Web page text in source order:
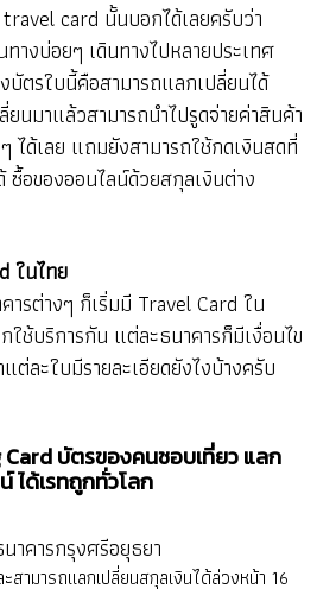
card นั้นบอกได้เลยครับว่า
างบ่อยๆ เดินทางไปหลายประเทศ
ตรใบนี้คือสามารถแลกเปลี่ยนได้
นมาแล้วสามารถนำไปรูดจ่ายค่าสินค้า
ได้เลย แถมยังสามารถใช้กดเงินสดที่
ซื้อของออนไลน์ด้วยสกุลเงินต่าง
ในไทย
รต่างๆ ก็เริ่มมี Travel Card ใน
ใช้บริการกัน แต่ละธนาคารก็มีเงื่อนไข
ต่ละใบมีรายละเอียดยังไงบ้างครับ
บัตรของคนชอบเที่ยว แลก
ได้เรทถูกทั่วโลก
าคารกรุงศรีอยุธยา
สามารถแลกเปลี่ยนสกุลเงินได้ล่วงหน้า 16